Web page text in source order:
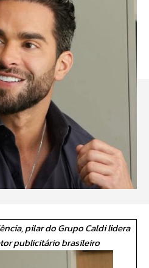
pilar do Grupo Caldi lidera
publicitário brasileiro